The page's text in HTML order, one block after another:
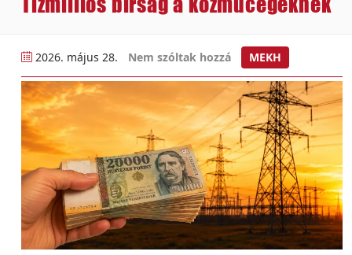
2026. május 28. Nem szóltak hozzá MEKH